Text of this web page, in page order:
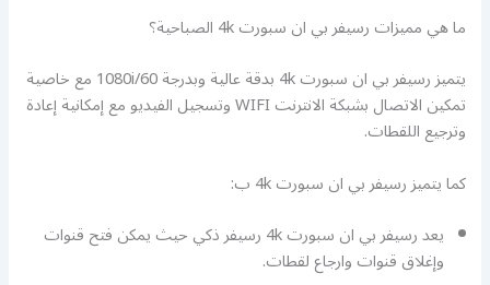
ما هي مميزات رسيفر بي ان سبورت 4k الصباحية؟
يتميز رسيفر بي ان سبورت 4k بدقة عالية وبدرجة 1080i/60 مع خاصية
تمكين الاتصال بشبكة الانترنت WIFI وتسجيل الفيديو مع إمكانية إعادة
وترجيع اللقطات.
كما يتميز رسيفر بي ان سبورت 4k ب:
يعد رسيفر بي ان سبورت 4k رسيفر ذكي حيث يمكن فتح قنوات
وإغلاق قنوات وارجاع لقطات.